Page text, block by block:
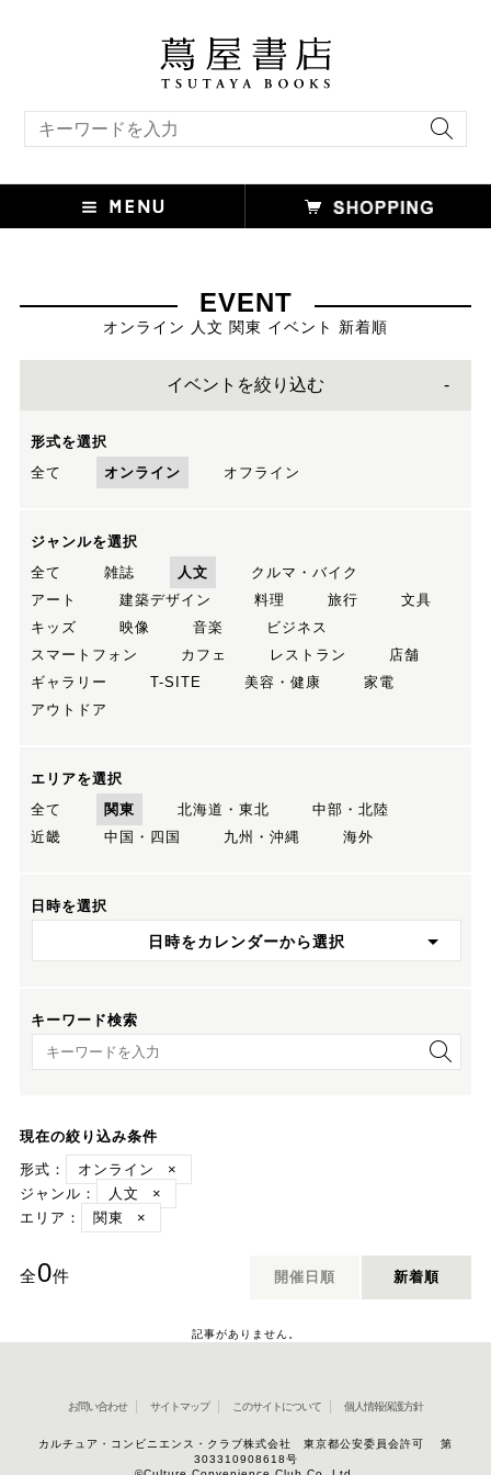
EVENT
オンライン 人文 関東 イベント 新着順
イベントを絞り込む
形式を選択
全て
オンライン オフライン
ジャンルを選択
全て
雑誌 人文
クルマ・バイク
アート
建築デザイン 料理 旅行
文具
キッズ
映像 音楽
ビジネス
スマートフォン
カフェ レストラン
店舗
ギャラリー
T-SITE 美容・健康
家電
アウトドア
エリアを選択
全て
関東 北海道・東北
中部・北陸
近畿
中国・四国 九州・沖縄 海外
日時を選択
日時をカレンダーから選択
キーワード検索
キーワード検索
現在の絞り込み条件
形式：
オンライン
×
ジャンル：
人文
×
エリア：
関東 ×
全0件 開催日順 新着順
記事がありません。
お問い合わせ サイトマップ このサイトについて 個人情報保護方針
カルチュア・コンビニエンス・クラブ株式会社 東京都公安委員会許可 第
303310908618号